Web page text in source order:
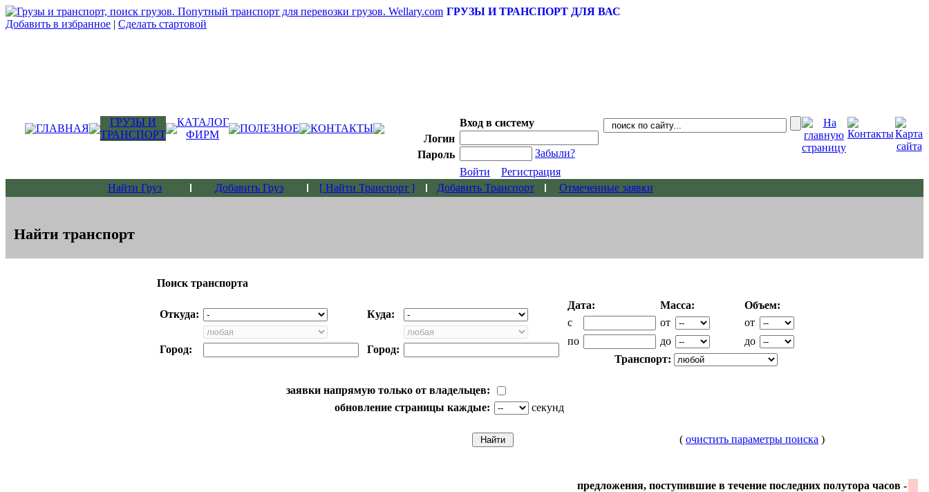
ГРУЗЫ И ТРАНСПОРТ ДЛЯ ВАС
Добавить в избранное | Сделать стартовой
Вход в систему
Логин
Пароль
Забыли?
Войти
Регистрация
ГЛАВНАЯ
ГРУЗЫ И
ТРАНСПОРТ
КАТАЛОГ
ФИРМ
ПОЛЕЗНОЕ КОНТАКТЫ
Найти Груз Добавить Груз [ Найти Транспорт ] Добавить Транспорт Отмеченные заявки
Найти транспорт
Поиск транспорта
Откуда:
Город:
Куда:
Город:
Дата: Масса:
Объем:
c
от
от
по
до
до
Транспорт:
заявки напрямую только от владельцев:
обновление страницы каждые:
секунд
( очистить параметры поиска )
предложения, поступившие в течение последних полутора часов -